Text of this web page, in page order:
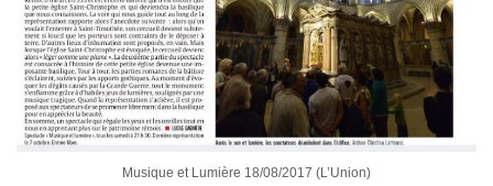
Musique et Lumière 18/08/2017 (L’Union)